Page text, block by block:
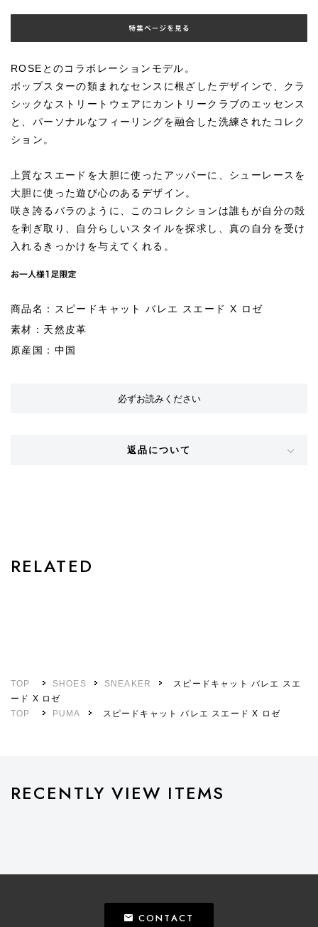
ROSEとのコラボレーションモデル。
ポップスターの類まれなセンスに根ざしたデザインで、クラ
シックなストリートウェアにカントリークラブのエッセンス
と、パーソナルなフィーリングを融合した洗練されたコレク
ション。
上質なスエードを大胆に使ったアッパーに、シューレースを
大胆に使った遊び心のあるデザイン。
咲き誇るバラのように、このコレクションは誰もが自分の殻
を剥ぎ取り、自分らしいスタイルを探求し、真の自分を受け
入れるきっかけを与えてくれる。
商品名：スピードキャット バレエ スエード X ロゼ
素材：天然皮革
原産国：中国
必ずお読みください
返品について
RELATED
TOP SHOES SNEAKER
スピードキャット バレエ スエ
ード X ロゼ
TOP
PUMA スピードキャット バレエ スエード X ロゼ
RECENTLY VIEW ITEMS
CONTACT